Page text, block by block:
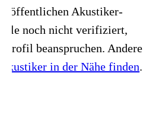
öffentlichen Akustiker-
noch nicht verifiziert,
Profil beanspruchen. Andere
in der Nähe finden.